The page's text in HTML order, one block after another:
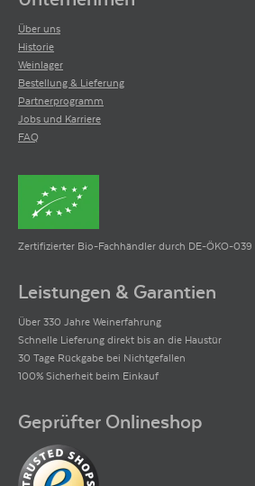
Über uns
Historie
Weinlager
Bestellung & Lieferung
Partnerprogramm
Jobs und Karriere
FAQ
Zertifizierter Bio-Fachhändler durch DE-ÖKO-039
Leistungen & Garantien
Über 330 Jahre Weinerfahrung
Schnelle Lieferung direkt bis an die Haustür
30 Tage Rückgabe bei Nichtgefallen
100% Sicherheit beim Einkauf
Geprüfter Onlineshop